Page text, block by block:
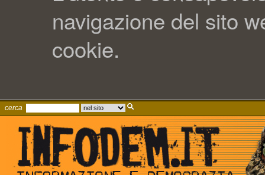
navigazione del sito
cookie.
cerca